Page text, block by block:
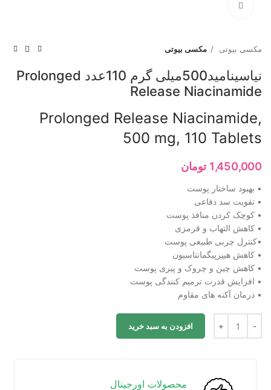
مکسی بیوتی مکسی بیوتی
نیاسینامید500میلی گرم 110عدد Prolonged
Release Niacinamide
Prolonged Release Niacinamide,
500 mg, 110 Tablets
1,450,000 تومان
• بهبود ساختار پوست
• تقویت سد دفاعی
• کوچک کردن منافذ پوست
• کاهش التهاب و قرمزی
•کنترل چربی طبیعی پوست
• کاهش هیپرپیگمانتاسیون
• کاهش چین و چروک و پیری پوست
• افزایش قدرت ترمیم کنندگی پوست
• درمان آکنه های مقاوم
افزودن به سبد خرید
محصولات اورجینال